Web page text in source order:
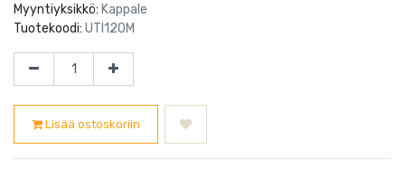
Myyntiyksikkö: Kappale
Tuotekoodi: UTI120M
Lisää ostoskoriin